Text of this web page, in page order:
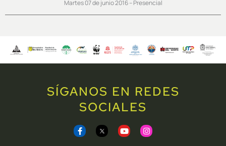
Martes 07 de junio 2016 – Presencial
SÍGANOS EN REDES
SOCIALES
F
a
Y
o
I
n